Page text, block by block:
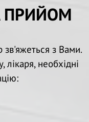
ПРИЙОМ
зв'яжеться з Вами.
лікаря, необхідні